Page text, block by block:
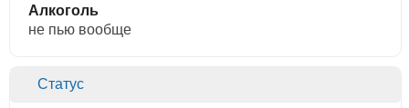
Алкоголь
не пью вообще
Статус